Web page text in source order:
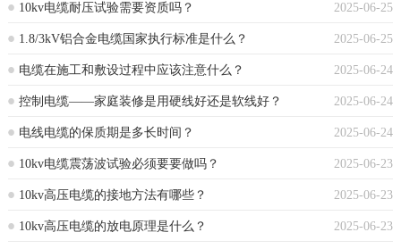
2025-06-25
10kv电缆耐压试验需要资质吗？
2025-06-25
1.8/3kV铝合金电缆国家执行标准是什么？
2025-06-24
电缆在施工和敷设过程中应该注意什么？
2025-06-24
控制电缆——家庭装修是用硬线好还是软线好？
2025-06-24
电线电缆的保质期是多长时间？
2025-06-23
10kv电缆震荡波试验必须要要做吗？
2025-06-23
10kv高压电缆的接地方法有哪些？
2025-06-23
10kv高压电缆的放电原理是什么？